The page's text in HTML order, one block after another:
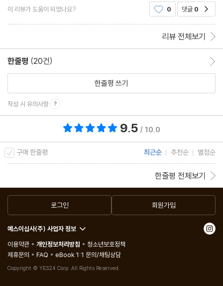
소 관심없었던 인물들 사건들에 관심이 생겼고 궁
이 리뷰가 도움이 되었나요? 0 댓글 0
리뷰 전체보기
한줄평 (20건)
한줄평 쓰기
작성 시 유의사항
9.5 / 10.0
구매 한줄평 최근순 추천순 별점순
한줄평 전체보기
로그인 회원가입
예스이십사(주) 사업자 정보
이용약관
개인정보처리방침
청소년보호정책
제휴문의
FAQ eBook 1:1 문의/채팅상담
Copyright © YES24 Corp. All Rights Reserved.